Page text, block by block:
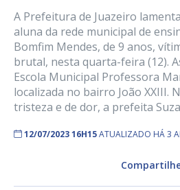
A Prefeitura de Juazeiro
aluna da rede municipal de
Bomfim Mendes, de 9 anos,
brutal, nesta quarta-feira (12).
Escola Municipal Professora
localizada no bairro João XXIII.
tristeza e de dor, a prefeita
12/07/2023 16H15ATUALIZADO HÁ 3